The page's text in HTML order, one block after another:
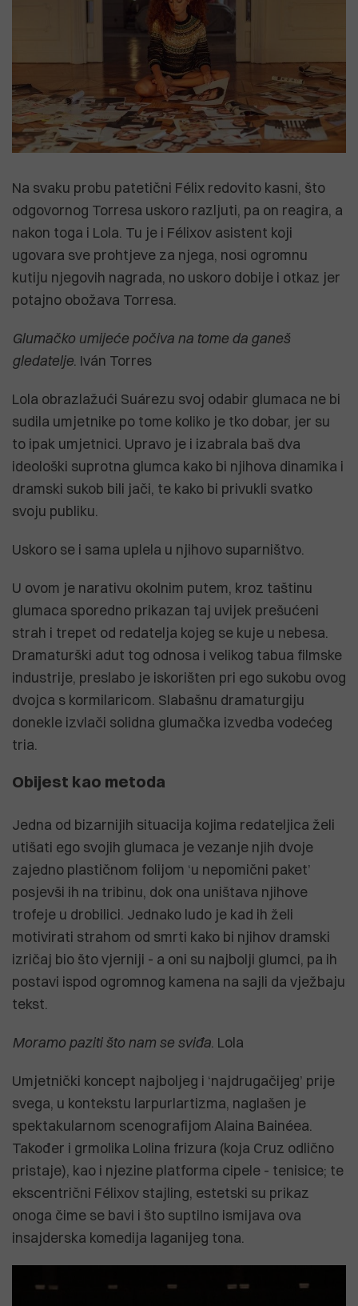
Na svaku probu patetični Félix redovito kasni, što
odgovornog Torresa uskoro razljuti, pa on reagira, a
nakon toga i Lola. Tu je i Félixov asistent koji
ugovara sve prohtjeve za njega, nosi ogromnu
kutiju njegovih nagrada, no uskoro dobije i otkaz jer
potajno obožava Torresa.
Glumačko umijeće počiva na tome da ganeš
gledatelje. Iván Torres
Lola obrazlažući Suárezu svoj odabir glumaca ne bi
sudila umjetnike po tome koliko je tko dobar, jer su
to ipak umjetnici. Upravo je i izabrala baš dva
ideološki suprotna glumca kako bi njihova dinamika i
dramski sukob bili jači, te kako bi privukli svatko
svoju publiku.
Uskoro se i sama uplela u njihovo suparništvo.
U ovom je narativu okolnim putem, kroz taštinu
glumaca sporedno prikazan taj uvijek prešućeni
strah i trepet od redatelja kojeg se kuje u nebesa.
Dramaturški adut tog odnosa i velikog tabua filmske
industrije, preslabo je iskorišten pri ego sukobu ovog
dvojca s kormilaricom. Slabašnu dramaturgiju
donekle izvlači solidna glumačka izvedba vodećeg
tria.
Obijest kao metoda
Jedna od bizarnijih situacija kojima redateljica želi
utišati ego svojih glumaca je vezanje njih dvoje
zajedno plastičnom folijom ‘u nepomični paket’
posjevši ih na tribinu, dok ona uništava njihove
trofeje u drobilici. Jednako ludo je kad ih želi
motivirati strahom od smrti kako bi njihov dramski
izričaj bio što vjerniji - a oni su najbolji glumci, pa ih
postavi ispod ogromnog kamena na sajli da vježbaju
tekst.
Moramo paziti što nam se sviđa. Lola
Umjetnički koncept najboljeg i ‘najdrugačijeg’ prije
svega, u kontekstu larpurlartizma, naglašen je
spektakularnom scenografijom Alaina Bainéea.
Također i grmolika Lolina frizura (koja Cruz odlično
pristaje), kao i njezine platforma cipele - tenisice; te
ekscentrični Félixov stajling, estetski su prikaz
onoga čime se bavi i što suptilno ismijava ova
insajderska komedija laganijeg tona.